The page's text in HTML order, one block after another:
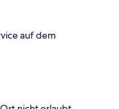
auf dem